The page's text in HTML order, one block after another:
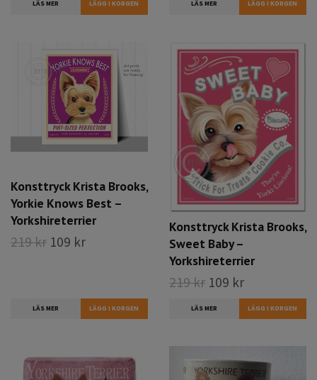
LÄS MER LÄS MER
Konsttryck Krista Brooks,
Yorkie Knows Best –
Yorkshireterrier
219 kr 109 kr
LÄS MER
Konsttryck Krista Brooks,
Sweet Baby –
Yorkshireterrier
219 kr 109 kr
LÄS MER